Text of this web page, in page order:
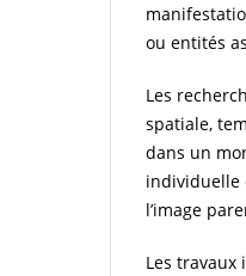
ou entités
Les
spatiale,
dans un
individuelle
l’image
Les